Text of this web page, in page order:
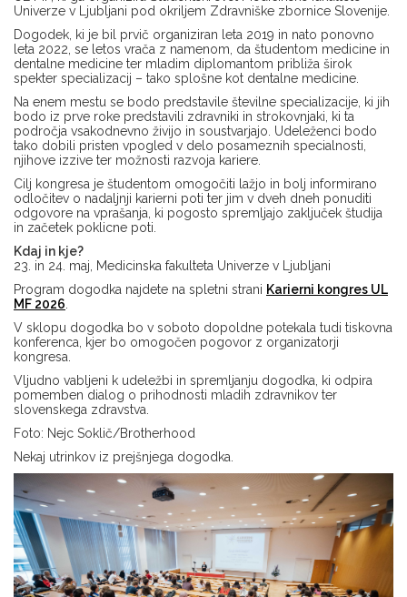
Univerze v Ljubljani pod okriljem Zdravniške zbornice Slovenije.
Dogodek, ki je bil prvič organiziran leta 2019 in nato ponovno
leta 2022, se letos vrača z namenom, da študentom medicine in
dentalne medicine ter mladim diplomantom približa širok
spekter specializacij – tako splošne kot dentalne medicine.
Na enem mestu se bodo predstavile številne specializacije, ki jih
bodo iz prve roke predstavili zdravniki in strokovnjaki, ki ta
področja vsakodnevno živijo in soustvarjajo. Udeleženci bodo
tako dobili pristen vpogled v delo posameznih specialnosti,
njihove izzive ter možnosti razvoja kariere.
Cilj kongresa je študentom omogočiti lažjo in bolj informirano
odločitev o nadaljnji karierni poti ter jim v dveh dneh ponuditi
odgovore na vprašanja, ki pogosto spremljajo zaključek študija
in začetek poklicne poti.
Kdaj in kje?
23. in 24. maj, Medicinska fakulteta Univerze v Ljubljani
Program dogodka najdete na spletni strani Karierni kongres UL
MF 2026
V sklopu dogodka bo v soboto dopoldne potekala tudi tiskovna
konferenca, kjer bo omogočen pogovor z organizatorji
kongresa.
Vljudno vabljeni k udeležbi in spremljanju dogodka, ki odpira
pomemben dialog o prihodnosti mladih zdravnikov ter
slovenskega zdravstva.
Foto: Nejc Soklič/Brotherhood
Nekaj utrinkov iz prejšnjega dogodka.